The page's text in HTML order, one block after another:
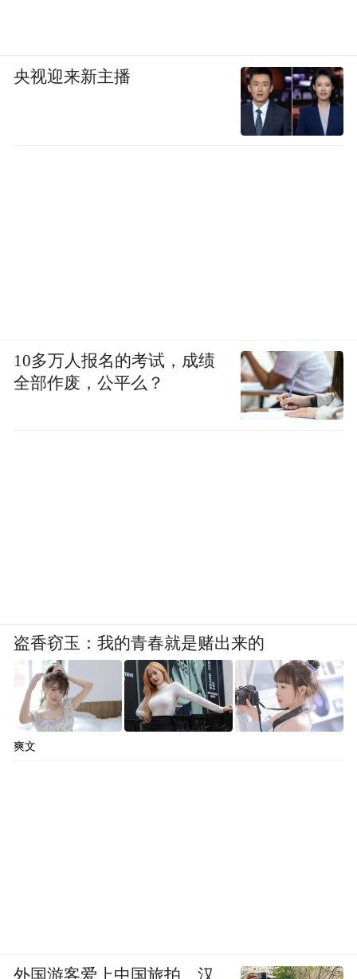
央视迎来新主播
10多万人报名的考试，成绩
全部作废，公平么？
盗香窃玉：我的青春就是赌出来的
爽文
外国游客爱上中国旅拍、汉